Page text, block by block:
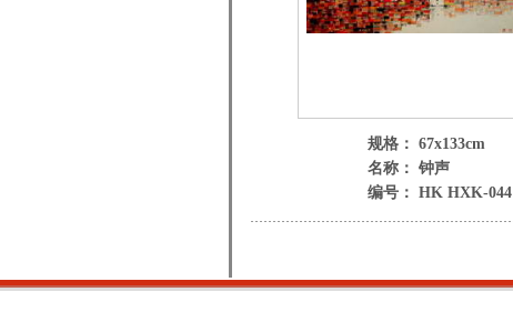
规格： 67x133cm
名称： 钟声
编号： HK HXK-044